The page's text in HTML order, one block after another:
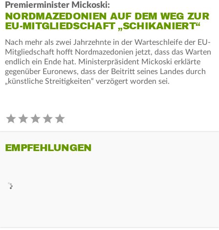
Premierminister Mickoski:
NORDMAZEDONIEN AUF DEM WEG ZUR
EU-MITGLIEDSCHAFT „SCHIKANIERT“
Nach mehr als zwei Jahrzehnte in der Warteschleife der EU-
Mitgliedschaft hofft Nordmazedonien jetzt, dass das Warten
endlich ein Ende hat. Ministerpräsident Mickoski erklärte
gegenüber Euronews, dass der Beitritt seines Landes durch
„künstliche Streitigkeiten“ verzögert worden sei.
EMPFEHLUNGEN